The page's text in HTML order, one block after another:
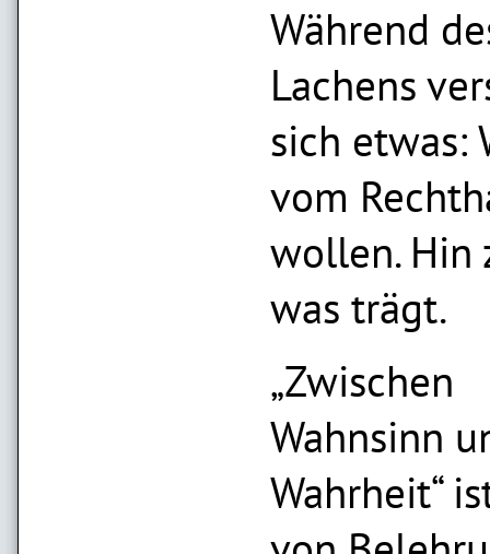
Während
Lachens
sich etwas:
vom
wollen. Hin
was trägt.
„Zwischen
Wahnsinn
Wahrheit“